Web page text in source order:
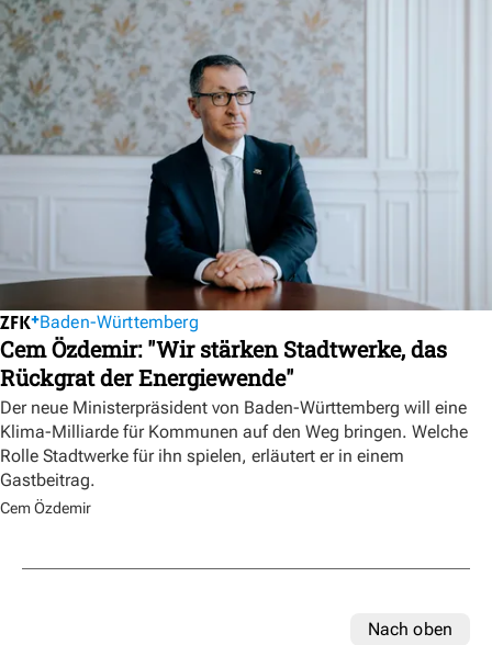
Baden-Württemberg
Cem Özdemir: "Wir stärken Stadtwerke, das
Rückgrat der Energiewende"
Der neue Ministerpräsident von Baden-Württemberg will eine
Klima-Milliarde für Kommunen auf den Weg bringen. Welche
Rolle Stadtwerke für ihn spielen, erläutert er in einem
Gastbeitrag.
Cem Özdemir
Nach oben